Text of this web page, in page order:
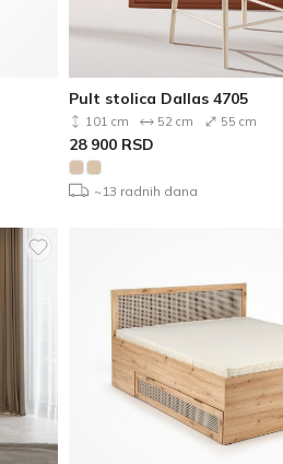
Pult stolica Dallas 4705
101 cm 52 cm 55 cm
28 900 RSD
~13 radnih dana